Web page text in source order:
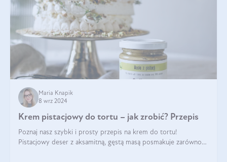
Maria Knapik
8 wrz 2024
Krem pistacjowy do tortu – jak zrobić? Przepis
Poznaj nasz szybki i prosty przepis na krem do tortu!
Pistacjowy deser z aksamitną, gęstą masą posmakuje zarówno